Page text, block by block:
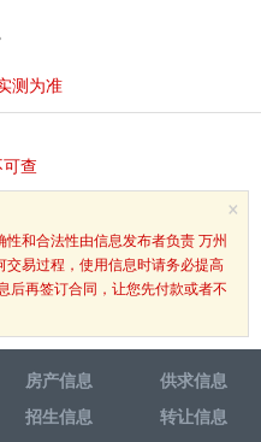
测为准
查
×
和合法性由信息发布者负责 万州
易过程，使用信息时请务必提高
后再签订合同，让您先付款或者不
房产信息
供求信息
招生信息
转让信息